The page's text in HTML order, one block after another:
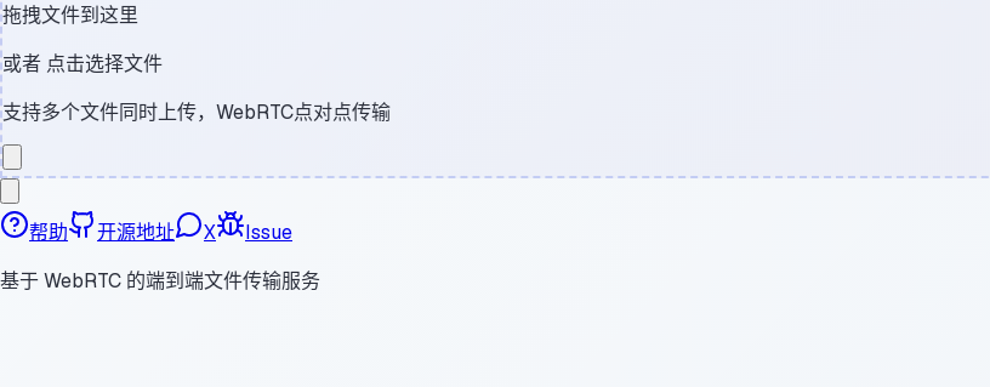
拖拽文件到这里
或者 点击选择文件
支持多个文件同时上传，WebRTC点对点传输
帮助 开源地址 X
Issue
基于 WebRTC 的端到端文件传输服务